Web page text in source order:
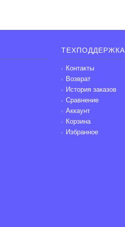
ТЕХПОДДЕРЖКА
Контакты
Возврат
История заказов
Сравнение
Аккаунт
Корзина
Избранное